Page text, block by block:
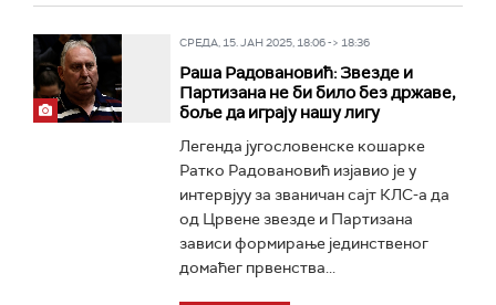
СРЕДА, 15. ЈАН 2025, 18:06 -> 18:36
Раша Радовановић: Звезде и
Партизана не би било без државе,
боље да играју нашу лигу
Легенда југословенске кошарке
Ратко Радовановић изјавио је у
интервјуу за званичан сајт КЛС-а да
од Црвене звезде и Партизана
зависи формирање јединственог
домаћег првенства...